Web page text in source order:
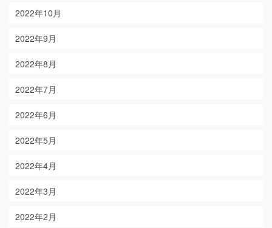
2022年10月
2022年9月
2022年8月
2022年7月
2022年6月
2022年5月
2022年4月
2022年3月
2022年2月